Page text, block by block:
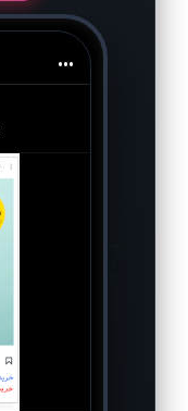
•••